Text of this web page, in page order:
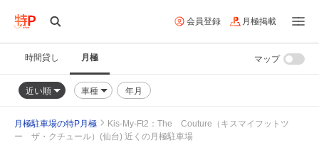
会員登録 月極掲載
時間貸し 月極
近い順 車種 年月
マップ
月極駐車場の特P月極
Kis-My-Ft2：The Couture（キスマイフットツ
ー ザ・クチュール）(仙台) 近くの月極駐車場